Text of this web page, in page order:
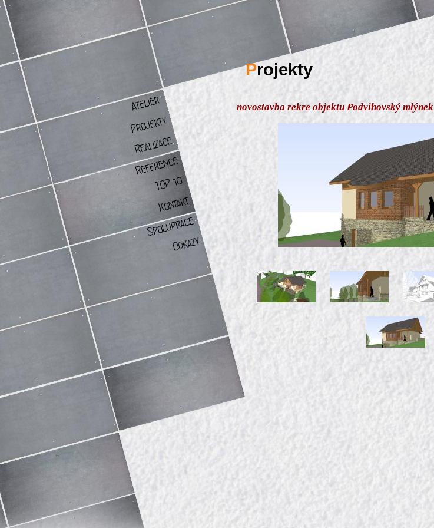
Projekty
novostavba rekre objektu Podvihovský mlýnek